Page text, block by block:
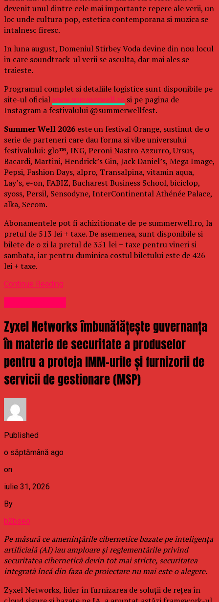
devenit unul dintre cele mai importante repere ale verii, un
loc unde cultura pop, estetica contemporana si muzica se
intalnesc firesc.
In luna august, Domeniul Stirbey Voda devine din nou locul
in care soundtrack-ul verii se asculta, dar mai ales se
traieste.
Programul complet si detaliile logistice sunt disponibile pe
site-ul oficialwww.summerwell.ro si pe pagina de
Instagram a festivalului @summerwellfest.
Summer Well 2026 este un festival Orange, sustinut de o
serie de parteneri care dau forma si vibe universului
festivalului: glo™, ING, Peroni Nastro Azzurro, Ursus,
Bacardi, Martini, Hendrick’s Gin, Jack Daniel’s, Mega Image,
Pepsi, Fashion Days, alpro, Transalpina, vitamin aqua,
Lay’s, e-on, FABIZ, Bucharest Business School, biciclop,
syoss, Persil, Sensodyne, InterContinental Athénée Palace,
alka, Secom.
Abonamentele pot fi achizitionate de pe summerwell.ro, la
pretul de 513 lei + taxe. De asemenea, sunt disponibile si
bilete de o zi la pretul de 351 lei + taxe pentru vineri si
sambata, iar pentru duminica costul biletului este de 426
lei + taxe.
Continue Reading
Zyxel Networks îmbunătățește guvernanța
în materie de securitate a produselor
pentru a proteja IMM-urile și furnizorii de
servicii de gestionare (MSP)
Published
o săptămână ago
on
iulie 31, 2026
By
b2bseo
Pe măsură ce amenințările cibernetice bazate pe inteligența
artificială (AI) iau amploare și reglementările privind
securitatea cibernetică devin tot mai stricte, securitatea
integrată încă din faza de proiectare nu mai este o alegere.
Zyxel Networks, lider în furnizarea de soluții de rețea în